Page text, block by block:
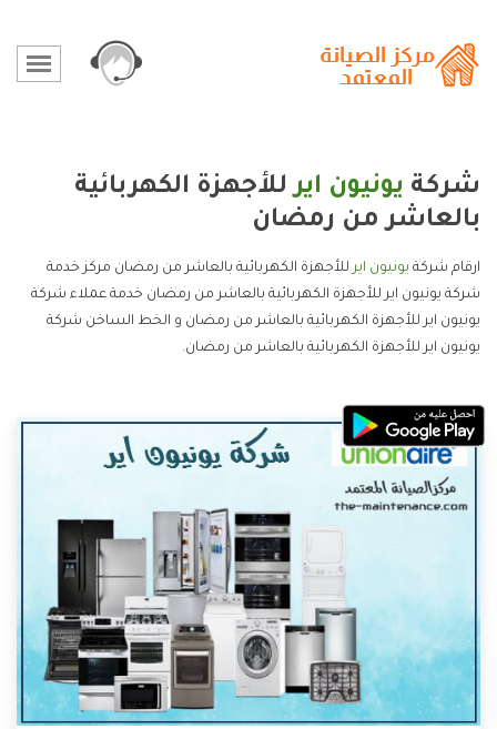
شركة يونيون ايرللأجهزة الكهربائية
بالعاشر من رمضان
ارقام شركة يونيون ايرللأجهزة الكهربائية بالعاشر من رمضان مركز خدمة
شركة يونيون اير للأجهزة الكهربائية بالعاشر من رمضان خدمة عملاء شركة
يونيون اير للأجهزة الكهربائية بالعاشر من رمضان و الخط الساخن شركة
يونيون اير للأجهزة الكهربائية بالعاشر من رمضان.